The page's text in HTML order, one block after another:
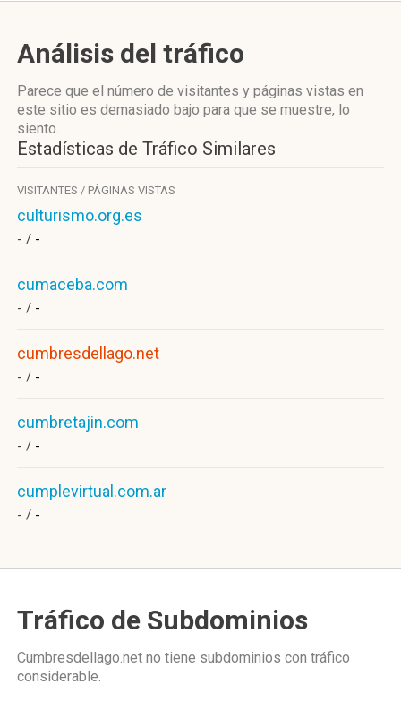
Análisis del tráfico
Parece que el número de visitantes y páginas vistas en
este sitio es demasiado bajo para que se muestre, lo
siento.
Estadísticas de Tráfico Similares
VISITANTES / PÁGINAS VISTAS
culturismo.org.es
- / -
cumaceba.com
- / -
cumbresdellago.net
- / -
cumbretajin.com
- / -
cumplevirtual.com.ar
- / -
Tráfico de Subdominios
Cumbresdellago.net no tiene subdominios con tráfico
considerable.